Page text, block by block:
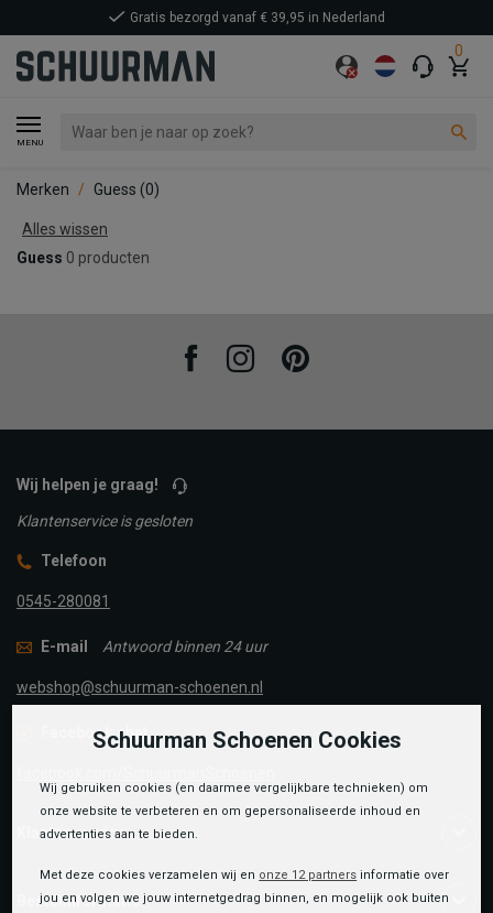
0
MENU
Gratis bezorgd vanaf € 39,95 in Nederland
Merken Guess (0)
Alles wissen
Guess 0 producten
FacebookInstagramPinterest
Wij helpen je graag!
Klantenservice is gesloten
Telefoon
0545-280081
E-mail Antwoord binnen 24 uur
webshop@schuurman-schoenen.nl
Facebook chat
Klantenservice
Bestelinformatie
Schuurman Schoenen Cookies
Wij gebruiken cookies (en daarmee vergelijkbare technieken) om
onze website te verbeteren en om gepersonaliseerde inhoud en
advertenties aan te bieden.
Met deze cookies verzamelen wij en onze 12 partners informatie over
jou en volgen we jouw internetgedrag binnen, en mogelijk ook buiten